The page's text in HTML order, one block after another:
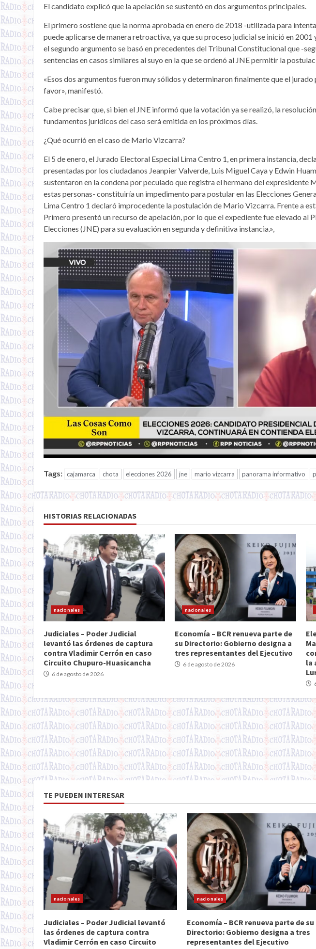
El candidato explicó que la apelación se sustentó en dos argumentos principales.
El primero sostiene que la norma aprobada en enero de 2018 -utilizada para
puede aplicarse de manera retroactiva, ya que su proceso judicial se inició en
el segundo argumento se basó en precedentes del Tribunal Constitucional que -
sentencias en casos similares al suyo en la que se ordenó al JNE permitir la
«Esos dos argumentos fueron muy sólidos y determinaron finalmente que el
favor», manifestó.
Cabe precisar que, si bien el JNE informó que la votación ya se realizó, la
fundamentos jurídicos del caso será emitida en los próximos días.
¿Qué ocurrió en el caso de Mario Vizcarra?
El 5 de enero, el Jurado Electoral Especial Lima Centro 1, en primera instancia,
presentadas por los ciudadanos Jeanpier Valverde, Luis Miguel Caya y Edwin
sustentaron en la condena por peculado que registra el hermano del expresidente
estas personas- constituiría un impedimento para postular en las Elecciones
Lima Centro 1 declaró improcedente la postulación de Mario Vizcarra. Frente a
Primero presentó un recurso de apelación, por lo que el expediente fue elevado al
Elecciones (JNE) para su evaluación en segunda y definitiva instancia.»,
Tags: cajamarca chota elecciones 2026 jne mario vizcarra panorama informativo
HISTORIAS RELACIONADAS
nacionales
Judiciales – Poder Judicial
levantó las órdenes de captura
contra Vladimir Cerrón en caso
Circuito Chupuro-Huasicancha
6 de agosto de 2026
nacionales
Economía – BCR renueva parte de
su Directorio: Gobierno designa a
tres representantes del Ejecutivo
6 de agosto de 2026
la
TE PUEDEN INTERESAR
nacionales
Judiciales – Poder Judicial levantó
las órdenes de captura contra
Vladimir Cerrón en caso Circuito
nacionales
Economía – BCR renueva parte de su
Directorio: Gobierno designa a tres
representantes del Ejecutivo